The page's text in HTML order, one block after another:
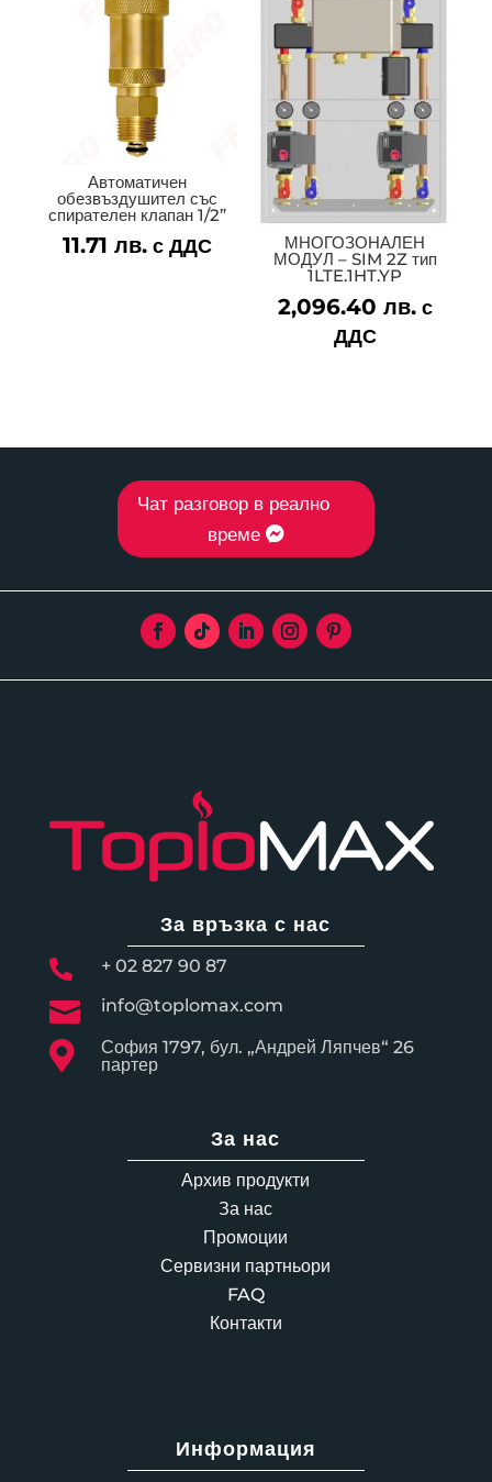
22.27 лв.
Автоматичен
обезвъздушител със
спирателен клапан 1/2”
11.71 лв. с ДДС МНОГОЗОНАЛЕН
МОДУЛ – SIM 2Z тип
1LTE.1HT.YP
2,096.40 лв. с
ДДС
Чат разговор в реално
време
За връзка с нас
 + 02 827 90 87
 info@toplomax.com

София 1797, бул. „Андрей Ляпчев“ 26
партер
За нас
Архив продукти
За нас
Промоции
Сервизни партньори
FAQ
Контакти
Информация